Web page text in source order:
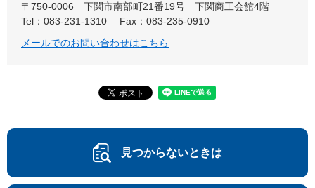
〒750-0006
下関市南部町21番19号 下関商工会館4階
Tel：083-231-1310
Fax：083-235-0910
メールでのお問い合わせはこちら
見つからないときは